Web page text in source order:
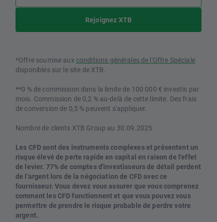
Rejoignez XTB
*Offre soumise aux conditions générales de l'Offre Spéciale
disponibles sur le site de XTB.
**0 % de commission dans la limite de 100 000 € investis par
mois. Commission de 0,2 % au-delà de cette limite. Des frais
de conversion de 0,5 % peuvent s'appliquer.
Nombre de clients XTB Group au 30.09.2025
Les CFD sont des instruments complexes et présentent un
risque élevé de perte rapide en capital en raison de l'effet
de levier. 77% de comptes d'investisseurs de détail perdent
de l'argent lors de la négociation de CFD avec ce
fournisseur. Vous devez vous assurer que vous comprenez
comment les CFD fonctionnent et que vous pouvez vous
permettre de prendre le risque probable de perdre votre
argent.